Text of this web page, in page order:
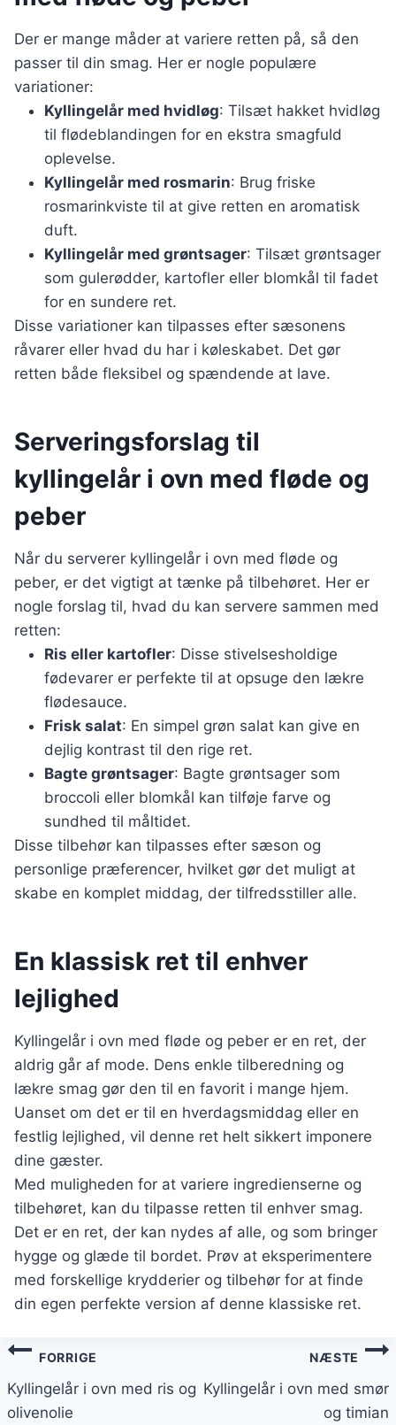
Der er mange måder at variere retten på, så den
passer til din smag. Her er nogle populære
variationer:
Kyllingelår med hvidløg: Tilsæt hakket hvidløg
til flødeblandingen for en ekstra smagfuld
oplevelse.
Kyllingelår med rosmarin: Brug friske
rosmarinkviste til at give retten en aromatisk
duft.
Kyllingelår med grøntsager: Tilsæt grøntsager
som gulerødder, kartofler eller blomkål til fadet
for en sundere ret.
Disse variationer kan tilpasses efter sæsonens
råvarer eller hvad du har i køleskabet. Det gør
retten både fleksibel og spændende at lave.
Serveringsforslag til
kyllingelår i ovn med fløde og
peber
Når du serverer kyllingelår i ovn med fløde og
peber, er det vigtigt at tænke på tilbehøret. Her er
nogle forslag til, hvad du kan servere sammen med
retten:
Ris eller kartofler: Disse stivelsesholdige
fødevarer er perfekte til at opsuge den lækre
flødesauce.
Frisk salat: En simpel grøn salat kan give en
dejlig kontrast til den rige ret.
Bagte grøntsager: Bagte grøntsager som
broccoli eller blomkål kan tilføje farve og
sundhed til måltidet.
Disse tilbehør kan tilpasses efter sæson og
personlige præferencer, hvilket gør det muligt at
skabe en komplet middag, der tilfredsstiller alle.
En klassisk ret til enhver
lejlighed
Kyllingelår i ovn med fløde og peber er en ret, der
aldrig går af mode. Dens enkle tilberedning og
lækre smag gør den til en favorit i mange hjem.
Uanset om det er til en hverdagsmiddag eller en
festlig lejlighed, vil denne ret helt sikkert imponere
dine gæster.
Med muligheden for at variere ingredienserne og
tilbehøret, kan du tilpasse retten til enhver smag.
Det er en ret, der kan nydes af alle, og som bringer
hygge og glæde til bordet. Prøv at eksperimentere
med forskellige krydderier og tilbehør for at finde
din egen perfekte version af denne klassiske ret.
Indlægsnavigation
FORRIGE
Kyllingelår i ovn med ris og
olivenolie
NÆSTE
Kyllingelår i ovn med smør
og timian